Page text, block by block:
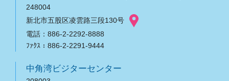
248004
新北市五股区凌雲路三段130号
電話：886-2-2292-8888
ﾌｧｸｽ：886-2-2291-9444
中角湾ビジターセンター